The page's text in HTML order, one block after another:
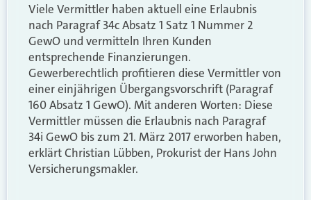
Viele Vermittler haben aktuell eine Erlaubnis
nach Paragraf 34c Absatz 1 Satz 1 Nummer 2
GewO und vermitteln Ihren Kunden
entsprechende Finanzierungen.
Gewerberechtlich profitieren diese Vermittler von
einer einjährigen Übergangsvorschrift (Paragraf
160 Absatz 1 GewO). Mit anderen Worten: Diese
Vermittler müssen die Erlaubnis nach Paragraf
34i GewO bis zum 21. März 2017 erworben haben,
erklärt Christian Lübben, Prokurist der Hans John
Versicherungsmakler.